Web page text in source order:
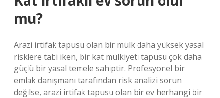
mu?
Arazi irtifak tapusu olan bir mülk daha yüksek yasal
risklere tabi iken, bir kat mülkiyeti tapusu çok daha
güçlü bir yasal temele sahiptir. Profesyonel bir
emlak danışmanı tarafından risk analizi sorun
değilse, arazi irtifak tapusu olan bir ev herhangi bir